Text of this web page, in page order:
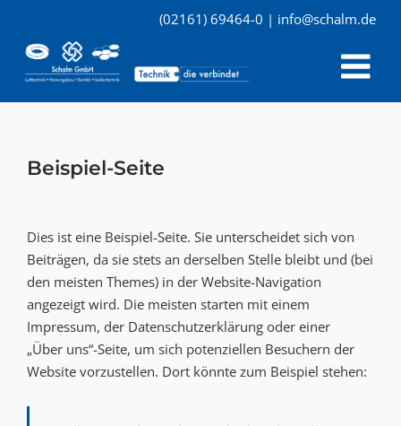
content
(02161) 69464-0 | info@schalm.de
Beispiel-Seite
Dies ist eine Beispiel-Seite. Sie unterscheidet sich von
Beiträgen, da sie stets an derselben Stelle bleibt und (bei
den meisten Themes) in der Website-Navigation
angezeigt wird. Die meisten starten mit einem
Impressum, der Datenschutzerklärung oder einer
„Über uns“-Seite, um sich potenziellen Besuchern der
Website vorzustellen. Dort könnte zum Beispiel stehen: